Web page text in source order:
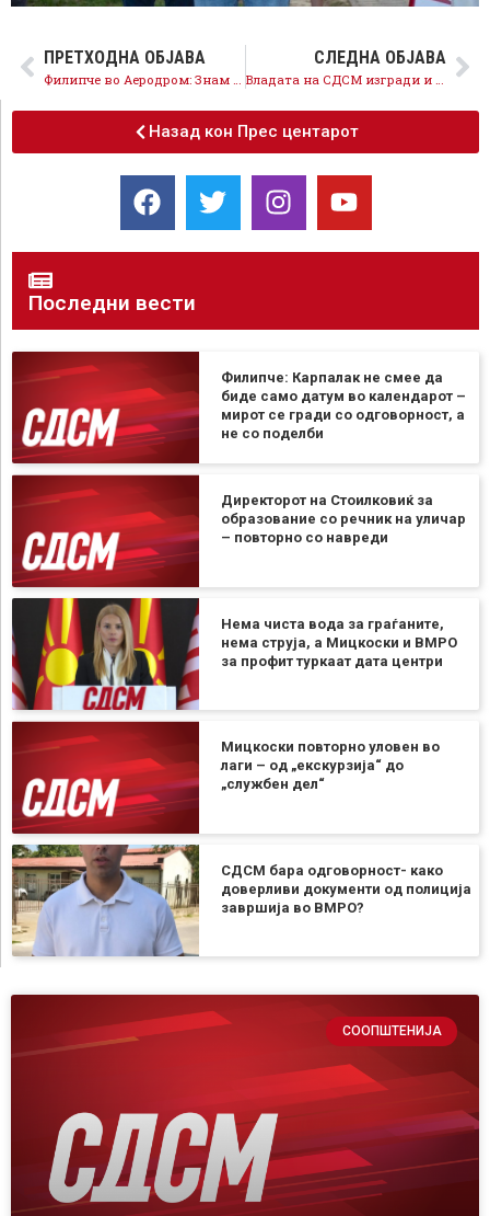
ПРЕТХОДНА ОБЈАВА СЛЕДНА ОБЈАВА
Назад кон Прес центарот
Последни вести
Филипче: Карпалак не смее да
биде само датум во календарот –
мирот се гради со одговорност, а
не со поделби
Директорот на Стоилковиќ за
образование со речник на уличар
– повторно со навреди
Нема чиста вода за граѓаните,
нема струја, а Мицкоски и ВМРО
за профит туркаат дата центри
Мицкоски повторно уловен во
лаги – од „екскурзија“ до
„службен дел“
СДСМ бара одговорност- како
доверливи документи од полиција
завршија во ВМРО?
СООПШТЕНИЈА